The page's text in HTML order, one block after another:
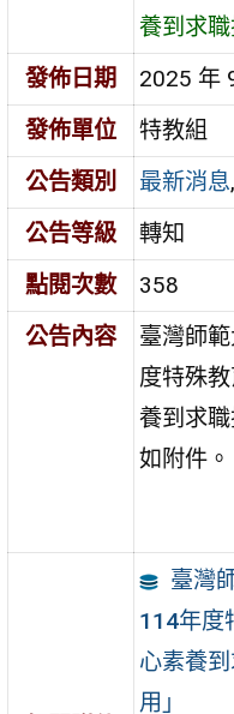
養到求職
發佈日期
2025 年
發佈單位
特教組
公告類別
最新消息,
公告等級
轉知
點閱次數
358
公告內容
臺灣師
度特殊
養到求
如附件。
臺灣
114年度
心素養
用」